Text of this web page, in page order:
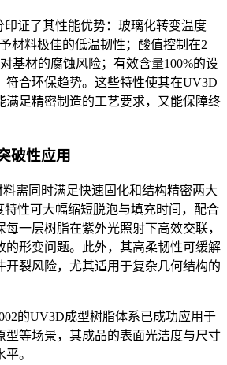
印证了其性能优势：玻璃化转变温度
材料极佳的低温韧性；酸值控制在2
基材的腐蚀风险；有效含量100%的设
符合环保趋势。这些特性使其在UV3D
满足精密制造的工艺要求，又能保障终
破性应用
需同时满足快速固化和结构精密两大
特性可大幅缩短脱泡与填充时间，配合
一层树脂在紫外光照射下高效交联，
的形变问题。此外，其高柔韧性可缓解
开裂风险，尤其适用于复杂几何结构的
的UV3D成型树脂体系已成功应用于
型等场景，其成品的表面光洁度与尺寸
。